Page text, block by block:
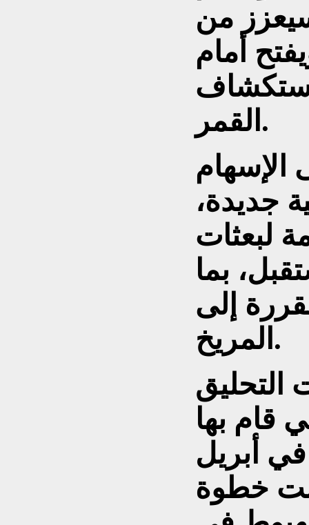
من
أمام
القمر.
الإسهام
جديدة،
لبعثات
بما
إلى
المريخ.
التحليق
قام بها
«أرتميس 2» في أبريل
خطوة